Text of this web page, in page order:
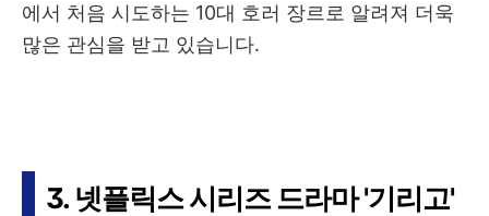
에서 처음 시도하는 10대 호러 장르로 알려져 더욱
많은 관심을 받고 있습니다.
3. 넷플릭스 시리즈 드라마 '기리고'